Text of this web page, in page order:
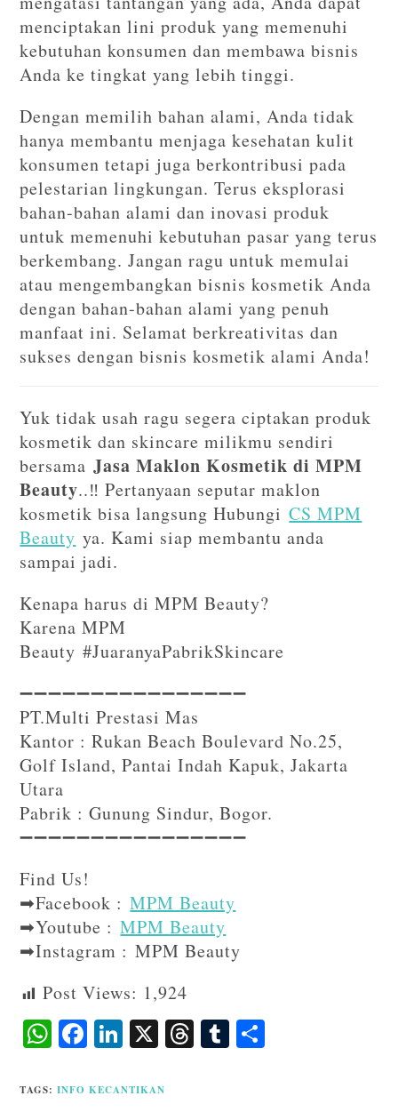
menciptakan lini produk yang memenuhi
kebutuhan konsumen dan membawa bisnis
Anda ke tingkat yang lebih tinggi.
Dengan memilih bahan alami, Anda tidak
hanya membantu menjaga kesehatan kulit
konsumen tetapi juga berkontribusi pada
pelestarian lingkungan. Terus eksplorasi
bahan-bahan alami dan inovasi produk
untuk memenuhi kebutuhan pasar yang terus
berkembang. Jangan ragu untuk memulai
atau mengembangkan bisnis kosmetik Anda
dengan bahan-bahan alami yang penuh
manfaat ini. Selamat berkreativitas dan
sukses dengan bisnis kosmetik alami Anda!
Yuk tidak usah ragu segera ciptakan produk
kosmetik dan skincare milikmu sendiri
bersamaJasa Maklon Kosmetik di MPM
Beauty..‼️ Pertanyaan seputar maklon
kosmetik bisa langsung HubungiCS MPM
Beauty ya. Kami siap membantu anda
sampai jadi.
Kenapa harus di MPM Beauty?
Karena MPM
Beauty #JuaranyaPabrikSkincare
➖➖➖➖➖➖➖➖➖➖➖➖➖➖➖➖⁣⁣
PT.Multi Prestasi Mas
Kantor : Rukan Beach Boulevard No.25,
Golf Island, Pantai Indah Kapuk, Jakarta
Utara
Pabrik : Gunung Sindur, Bogor.
➖➖➖➖➖➖➖➖➖➖➖➖➖➖➖➖⁣⁣⁣
Find Us!⁣⁣⁣
➡Facebook :MPM Beauty
➡Youtube :MPM Beauty
➡Instagram : MPM Beauty
Post Views: 1,924
W
ha
ts
F
ac
eb
Li
n
ke
X T
hr
T
u
TAGS:INFO KECANTIKAN